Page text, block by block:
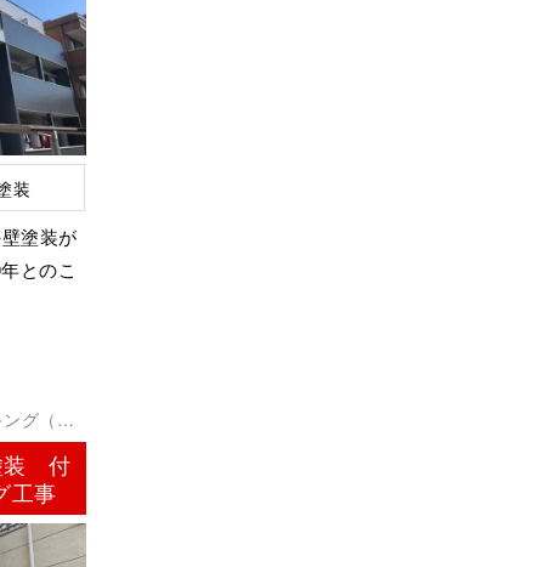
装
塗装が
とのこ
グ（シ
装 付
工事